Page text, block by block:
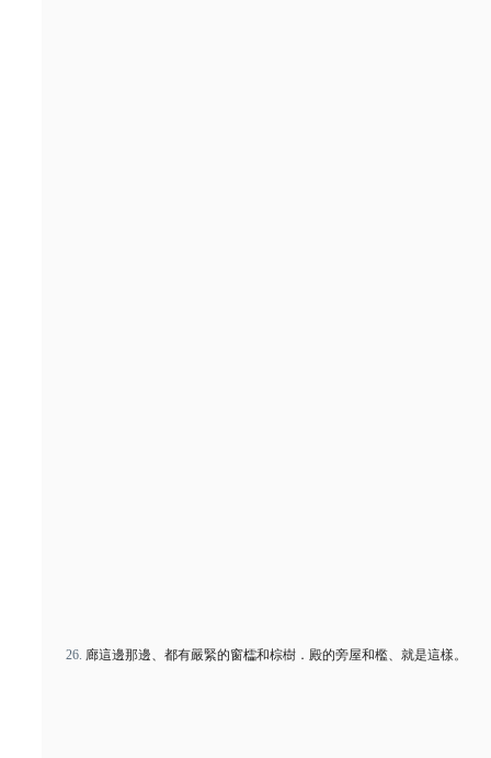
廊這邊那邊、都有嚴緊的窗櫺和棕樹．殿的旁屋和檻、就是這樣。